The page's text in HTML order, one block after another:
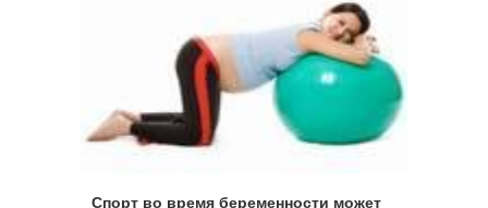
Спорт во время беременности может